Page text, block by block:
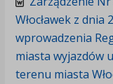
Włocławek z
wprowadzenia
miasta wyjazdów
terenu miasta